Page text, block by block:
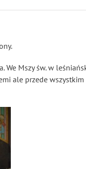
Mszy św. w
ale przede